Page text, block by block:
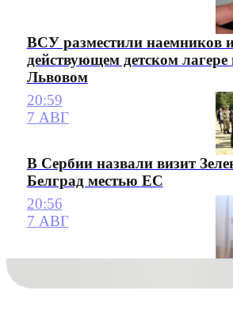
ВСУ разместили наемников
действующем детском лагере
Львовом
20:59
7 АВГ
В Сербии назвали визит
Белград местью ЕС
20:56
7 АВГ